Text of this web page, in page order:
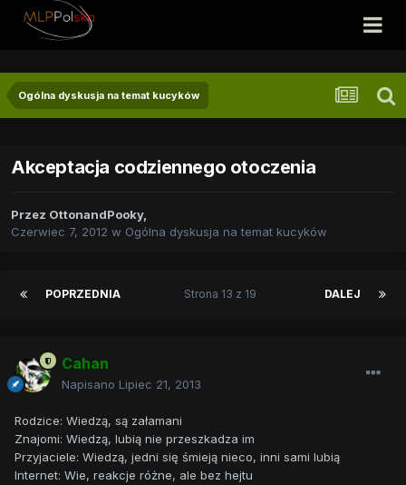
Ogólna dyskusja na temat kucyków
Akceptacja codziennego otoczenia
Przez OttonandPooky,
Czerwiec 7, 2012 w Ogólna dyskusja na temat kucyków
POPRZEDNIA DALEJ
Strona 13 z 19
Cahan
Napisano Lipiec 21, 2013
Rodzice: Wiedzą, są załamani
Znajomi: Wiedzą, lubią nie przeszkadza im
Przyjaciele: Wiedzą, jedni się śmieją nieco, inni sami lubią
Internet: Wie, reakcje różne, ale bez hejtu